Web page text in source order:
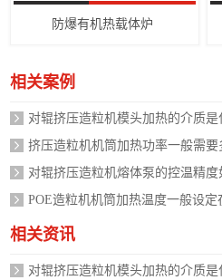
防爆有机热载体炉
相关案例
对辊挤压造粒机模头加热的介质是
挤压造粒机机筒加热功率一般需要
对辊挤压造粒机熔体泵的控温精度
POE造粒机机筒加热温度一般设定
相关资讯
对辊挤压造粒机模头加热的介质是